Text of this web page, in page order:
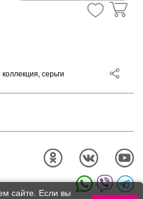
серьги
сайте. Если вы